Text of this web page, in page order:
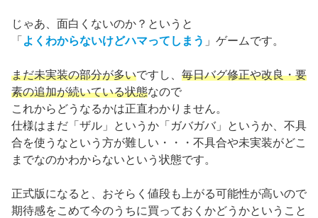
じゃあ、面白くないのか？というと
「 よくわからないけどハマってしまう 」ゲームです。
まだ未実装の部分が多いですし、 毎日バグ修正や改良・要
素の追加が続いている状態なので
これからどうなるかは正直わかりません。
仕様はまだ「ザル」というか「ガバガバ」というか、不具
合を使うなという方が難しい・・・不具合や未実装がどこ
までなのかわからないという状態です。
正式版になると、おそらく値段も上がる可能性が高いので
期待感をこめて今のうちに買っておくかどうかということ